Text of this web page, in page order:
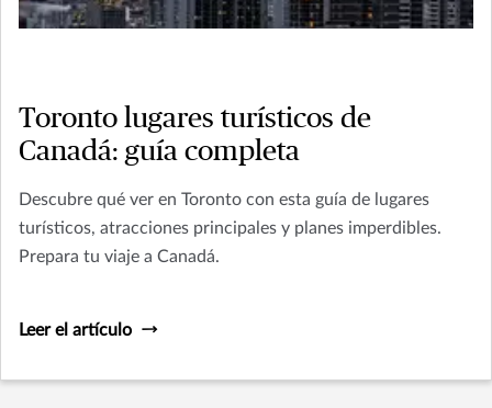
Toronto lugares turísticos de
Canadá: guía completa
Descubre qué ver en Toronto con esta guía de lugares
turísticos, atracciones principales y planes imperdibles.
Prepara tu viaje a Canadá.
Leer el artículo